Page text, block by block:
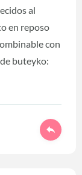
al
en reposo
con
buteyko: